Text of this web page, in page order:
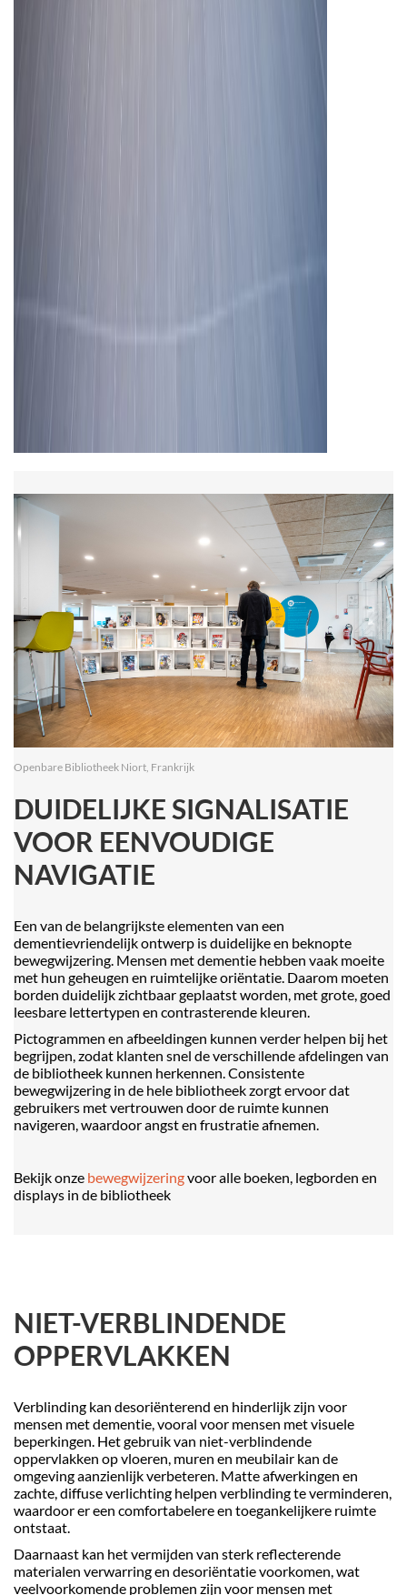
Openbare Bibliotheek Niort, Frankrijk
DUIDELIJKE SIGNALISATIE
VOOR EENVOUDIGE
NAVIGATIE
Een van de belangrijkste elementen van een
dementievriendelijk ontwerp is duidelijke en beknopte
bewegwijzering. Mensen met dementie hebben vaak moeite
met hun geheugen en ruimtelijke oriëntatie. Daarom moeten
borden duidelijk zichtbaar geplaatst worden, met grote, goed
leesbare lettertypen en contrasterende kleuren.
Pictogrammen en afbeeldingen kunnen verder helpen bij het
begrijpen, zodat klanten snel de verschillende afdelingen van
de bibliotheek kunnen herkennen. Consistente
bewegwijzering in de hele bibliotheek zorgt ervoor dat
gebruikers met vertrouwen door de ruimte kunnen
navigeren, waardoor angst en frustratie afnemen.
Bekijk onze bewegwijzeringvoor alle boeken, legborden en
displays in de bibliotheek
NIET-VERBLINDENDE
OPPERVLAKKEN
Verblinding kan desoriënterend en hinderlijk zijn voor
mensen met dementie, vooral voor mensen met visuele
beperkingen. Het gebruik van niet-verblindende
oppervlakken op vloeren, muren en meubilair kan de
omgeving aanzienlijk verbeteren. Matte afwerkingen en
zachte, diffuse verlichting helpen verblinding te verminderen,
waardoor er een comfortabelere en toegankelijkere ruimte
ontstaat.
Daarnaast kan het vermijden van sterk reflecterende
materialen verwarring en desoriëntatie voorkomen, wat
veelvoorkomende problemen zijn voor mensen met